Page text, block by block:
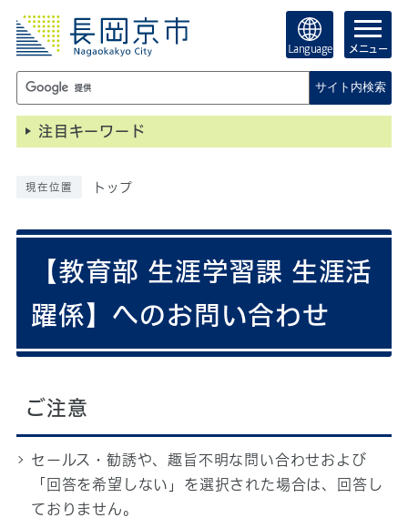
Language メニュー
サイト内検索
注目キーワード
現在位置 トップ
【教育部 生涯学習課 生涯活
躍係】へのお問い合わせ
ご注意
セールス・勧誘や、趣旨不明な問い合わせおよび
「回答を希望しない」を選択された場合は、回答し
ておりません。